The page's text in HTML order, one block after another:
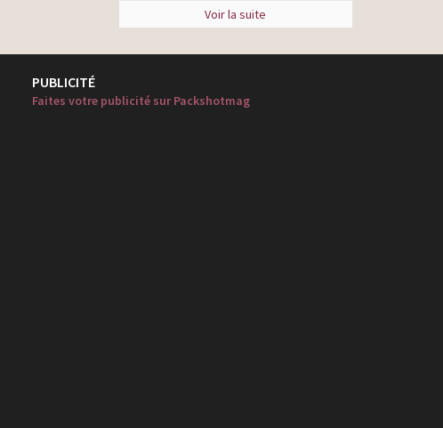
Voir la suite
PUBLICITÉ
Faites votre publicité sur Packshotmag